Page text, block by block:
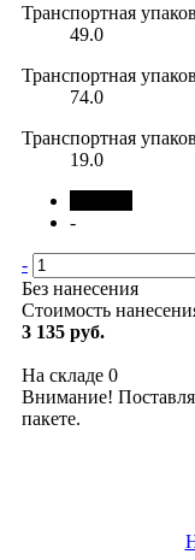
Транспортная
49.0
Транспортная
74.0
Транспортная
19.0
-
-
Без нанесения
Стоимость
3 135 руб.
На складе 0
Внимание!
пакете.